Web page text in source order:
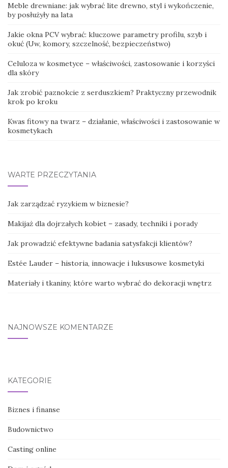
Meble drewniane: jak wybrać lite drewno, styl i wykończenie,
by posłużyły na lata
Jakie okna PCV wybrać: kluczowe parametry profilu, szyb i
okuć (Uw, komory, szczelność, bezpieczeństwo)
Celuloza w kosmetyce – właściwości, zastosowanie i korzyści
dla skóry
Jak zrobić paznokcie z serduszkiem? Praktyczny przewodnik
krok po kroku
Kwas fitowy na twarz – działanie, właściwości i zastosowanie w
kosmetykach
WARTE PRZECZYTANIA
Jak zarządzać ryzykiem w biznesie?
Makijaż dla dojrzałych kobiet – zasady, techniki i porady
Jak prowadzić efektywne badania satysfakcji klientów?
Estée Lauder – historia, innowacje i luksusowe kosmetyki
Materiały i tkaniny, które warto wybrać do dekoracji wnętrz
NAJNOWSZE KOMENTARZE
KATEGORIE
Biznes i finanse
Budownictwo
Casting online